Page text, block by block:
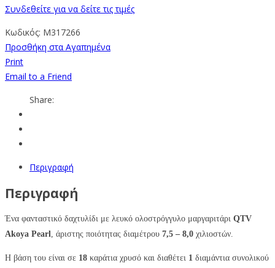
Συνδεθείτε για να δείτε τις τιμές
Κωδικός: M317266
Προσθήκη στα Αγαπημένα
Print
Email to a Friend
Share:
Περιγραφή
Περιγραφή
Ένα φανταστικό δαχτυλίδι με λευκό ολοστρόγγυλο μαργαριτάρι QTV
Akoya Pearl, άριστης ποιότητας διαμέτρου 7,5 – 8,0 χιλιοστών.
Η βάση του είναι σε 18 καράτια χρυσό και διαθέτει 1 διαμάντια συνολικού